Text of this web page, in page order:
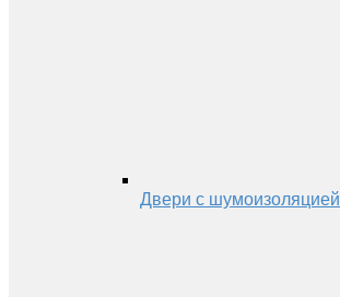
Двери с шумоизоляцией